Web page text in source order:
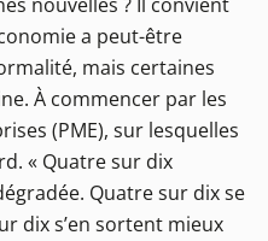
a peut-être
mais certaines
À commencer par les
(PME), sur lesquelles
« Quatre sur dix
Quatre sur dix se
dix s’en sortent mieux